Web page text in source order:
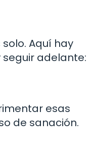
Aquí hay
adelante:
esas
de sanación.